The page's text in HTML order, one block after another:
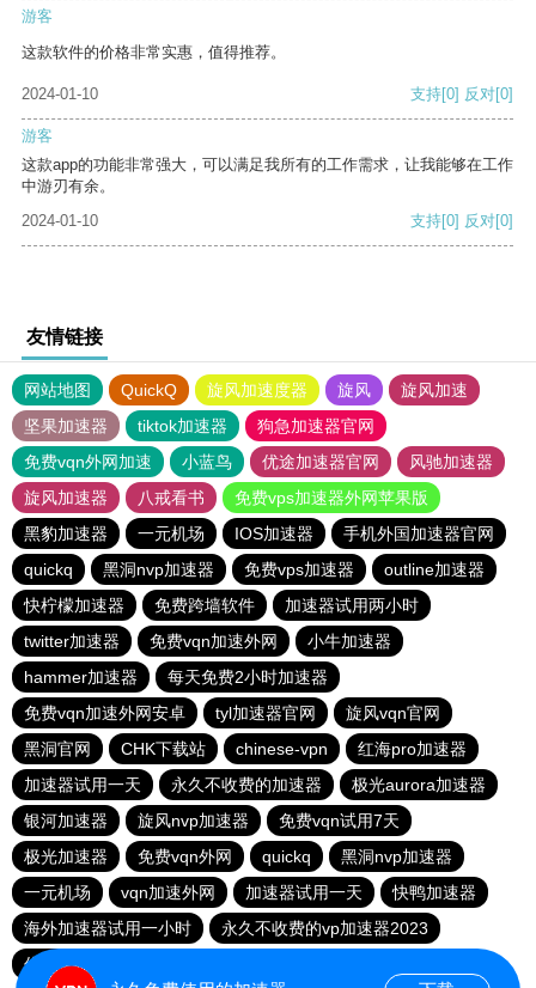
游客
这款软件的价格非常实惠，值得推荐。
2024-01-10 支持[0] 反对[0]
游客
这款app的功能非常强大，可以满足我所有的工作需求，让我能够在工作
中游刃有余。
2024-01-10
支持[0] 反对[0]
友情链接
网站地图 QuickQ 旋风加速度器 旋风
旋风加速
坚果加速器
tiktok加速器
狗急加速器官网
免费vqn外网加速
小蓝鸟 优途加速器官网
风驰加速器
旋风加速器
八戒看书
免费vps加速器外网苹果版
黑豹加速器
一元机场 IOS加速器
手机外国加速器官网
quickq
黑洞nvp加速器 免费vps加速器
outline加速器
快柠檬加速器
免费跨墙软件
加速器试用两小时
twitter加速器
免费vqn加速外网
小牛加速器
hammer加速器
每天免费2小时加速器
免费vqn加速外网安卓
tyl加速器官网
旋风vqn官网
黑洞官网
CHK下载站 chinese-vpn
红海pro加速器
加速器试用一天
永久不收费的加速器
极光aurora加速器
银河加速器
旋风nvp加速器
免费vqn试用7天
极光加速器
免费vqn外网 quickq
黑洞nvp加速器
一元机场
vqn加速外网 加速器试用一天
快鸭加速器
海外加速器试用一小时
永久不收费的vp加速器2023
优途加速器官网